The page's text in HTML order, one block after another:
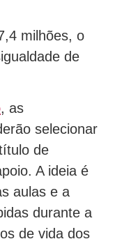
milhões, o
de
, as
selecionar
de
A ideia é
aulas e a
durante a
de vida dos